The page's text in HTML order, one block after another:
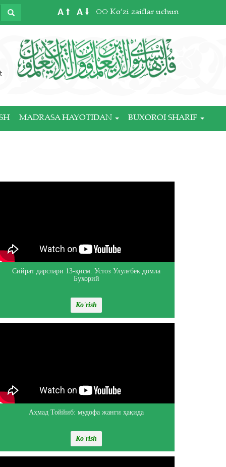
A A Ko‘zi zaiflar uchun
MADRASA HAYOTIDAN BUXOROI SHARIF
Сийрат дарслари 13-қисм. Устоз Улулғбек домла
Бухорий
Ko'rish
Аҳмад Тоййиб: мудофа жанги ҳақида
Ko'rish